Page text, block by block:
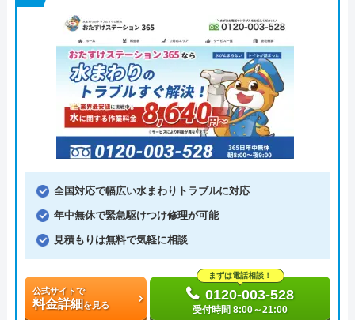
全国対応で幅広い水まわりトラブルに対応
年中無休で緊急駆けつけ修理が可能
見積もりは無料で気軽に相談
公式サイトで
料金詳細を見る
まずは電話相談！
0120-003-528
受付時間 8:00～21:00